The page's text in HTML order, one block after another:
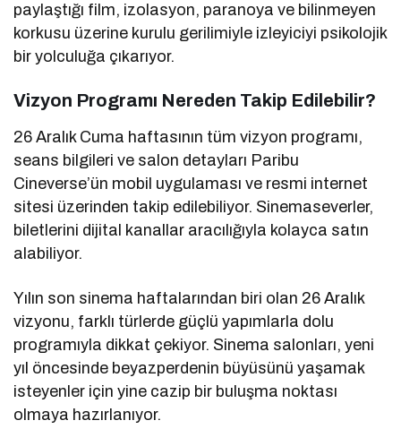
paylaştığı film, izolasyon, paranoya ve bilinmeyen
korkusu üzerine kurulu gerilimiyle izleyiciyi psikolojik
bir yolculuğa çıkarıyor.
Vizyon Programı Nereden Takip Edilebilir?
26 Aralık Cuma haftasının tüm vizyon programı,
seans bilgileri ve salon detayları Paribu
Cineverse’ün mobil uygulaması ve resmi internet
sitesi üzerinden takip edilebiliyor. Sinemaseverler,
biletlerini dijital kanallar aracılığıyla kolayca satın
alabiliyor.
Yılın son sinema haftalarından biri olan 26 Aralık
vizyonu, farklı türlerde güçlü yapımlarla dolu
programıyla dikkat çekiyor. Sinema salonları, yeni
yıl öncesinde beyazperdenin büyüsünü yaşamak
isteyenler için yine cazip bir buluşma noktası
olmaya hazırlanıyor.